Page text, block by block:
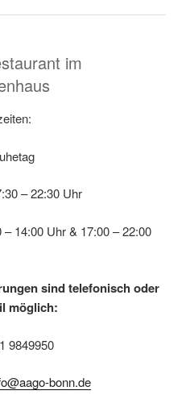
im
– 22:30 Uhr
– 14:00 Uhr & 17:00 – 22:00
sind telefonisch oder
möglich:
9849950
bonn.de